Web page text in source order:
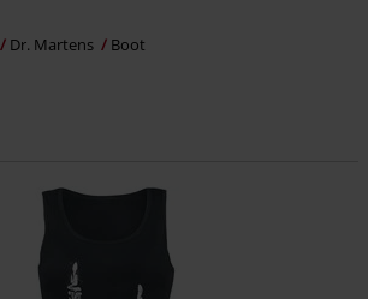
Dr. Martens Boot